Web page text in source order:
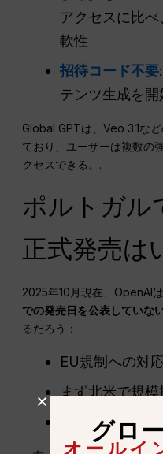
アクセスに比
軟性
招待コード不要
テンツ生成を開
Global GPTは、Veo 3.1な
ており、ユーザーは複数の
クセスできる。.
ポルトガル
正式発売は
2025年10月現在、OpenAIは
での発売日を公表していな
るだろう：
EU規制への対応
まず北米で規
招待制ユーザ
グロ
オールイ